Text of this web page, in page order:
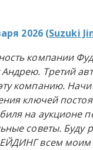
2026 (Suzuki
компании
Третий
компанию.
ключей
на аукционе
советы. Буду
всем моим